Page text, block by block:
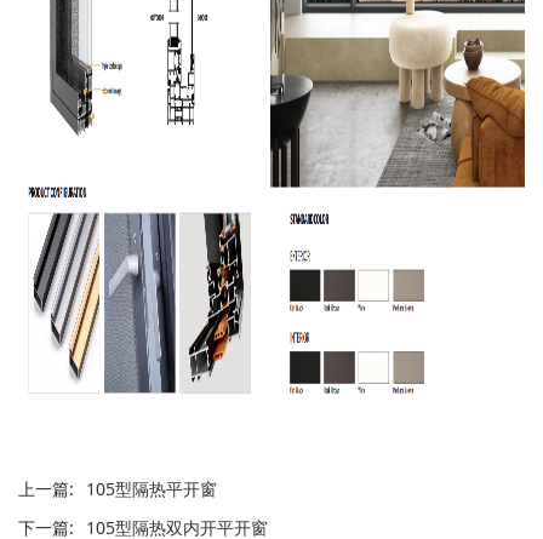
上一篇:
105型隔热平开窗
下一篇:
105型隔热双内开平开窗